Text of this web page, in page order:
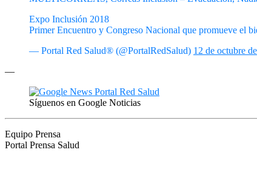
Expo Inclusión 2018
Primer Encuentro y Congreso Nacional que promueve el
— Portal Red Salud® (@PortalRedSalud) 12 de octubre
—
Síguenos en Google Noticias
Equipo Prensa
Portal Prensa Salud